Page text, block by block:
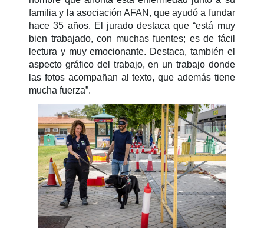
familia y la asociación AFAN, que ayudó a fundar
hace 35 años. El jurado destaca que “está muy
bien trabajado, con muchas fuentes; es de fácil
lectura y muy emocionante. Destaca, también el
aspecto gráfico del trabajo, en un trabajo donde
las fotos acompañan al texto, que además tiene
mucha fuerza”.